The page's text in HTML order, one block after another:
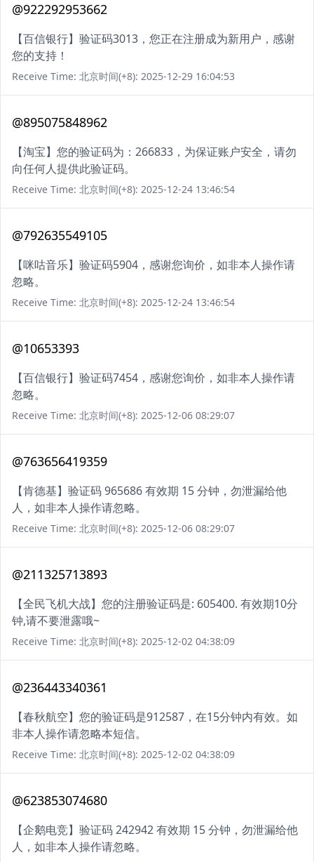
@922292953662
【百信银行】验证码3013，您正在注册成为新用户，感谢
您的支持！
Receive Time: 北京时间(+8): 2025-12-29 16:04:53
@895075848962
【淘宝】您的验证码为：266833，为保证账户安全，请勿
向任何人提供此验证码。
Receive Time: 北京时间(+8): 2025-12-24 13:46:54
@792635549105
【咪咕音乐】验证码5904，感谢您询价，如非本人操作请
忽略。
Receive Time: 北京时间(+8): 2025-12-24 13:46:54
@10653393
【百信银行】验证码7454，感谢您询价，如非本人操作请
忽略。
Receive Time: 北京时间(+8): 2025-12-06 08:29:07
@763656419359
【肯德基】验证码 965686 有效期 15 分钟，勿泄漏给他
人，如非本人操作请忽略。
Receive Time: 北京时间(+8): 2025-12-06 08:29:07
@211325713893
【全民飞机大战】您的注册验证码是: 605400. 有效期10分
钟,请不要泄露哦~
Receive Time: 北京时间(+8): 2025-12-02 04:38:09
@236443340361
【春秋航空】您的验证码是912587，在15分钟内有效。如
非本人操作请忽略本短信。
Receive Time: 北京时间(+8): 2025-12-02 04:38:09
@623853074680
【企鹅电竞】验证码 242942 有效期 15 分钟，勿泄漏给他
人，如非本人操作请忽略。